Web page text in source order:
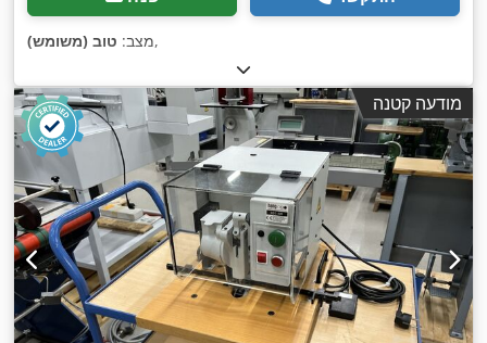
מצב: טוב (משומש) ,
מודעה קטנה